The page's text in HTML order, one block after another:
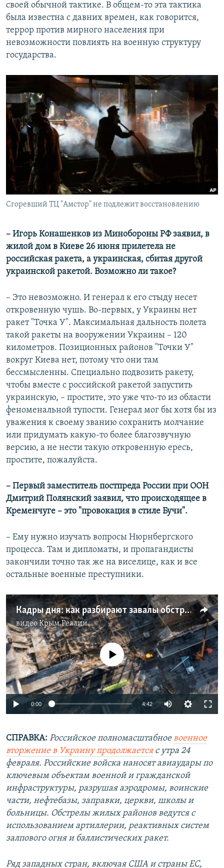
своей обычной тактике. В общем-то эта тактика
была известна с давних времен, как говорится,
террор против мирного населения при
невозможности повлиять на военную структуру
государства.
Сгоревший ТЦ "Амстор" не подлежит восстановлению
– Игорь Конашенков из Минобороны РФ заявил, в
жилой дом в Киеве 26 июня прилетела не
российская ракета, а украинская, сбитая другой
украинской ракетой. Возможно ли такое?
– Это невозможно. И генерал к его стыду несет
откровенную чушь. Во-первых, у Украины нет
ракет "Точка У". Максимальная дальность полета
такой ракеты на вооружении Украины – 120
километров. Позиционных районов "Точки У"
вокруг Киева нет, потому что они там
бессмысленны. Специально подвозить ракету,
чтобы вместе с российской ракетой запустить
украинскую, – простите, это уже что-то из области
феноменальной тупости. Генерал мог бы хотя бы из
уважения к своему званию сохранить молчание
или придумать какую-то более благозвучную
версию, а не нести такую откровенную ересь,
простите, пожалуйста.
– Первый заместитель постпреда России при ООН
Дмитрий Полянский заявил, что происходящее в
Кременчуге – это "провокация в стиле Бучи".
– Ему нужно изучать вопросы Нюрнбергского
процесса. Там и дипломаты, и пропагандисты
закончили точно так же на виселице, как и все
остальные военные преступники.
Кадры дня: как разбирают завалы обстрелянного торгового центра в Кременчуге
видеоКрым.Реалии
Auto 240p 360p 480p
720p 1080p
No media source currently available
0:00 4:42
360p
480p
1080p
СПРАВКА: Российское полномасштабноевоенное
вторжение в Украину продолжаетсяс утра 24
февраля. Российские войска наносят авиаудары по
ключевым объектам военной и гражданской
инфраструктуры, разрушая аэродромы, воинские
части, нефтебазы, заправки, церкви, школы и
больницы. Обстрелы жилых районов ведутся с
использованием артиллерии, реактивных систем
залпового огня и баллистических ракет.
Ряд западных стран, включая США и страны ЕС,